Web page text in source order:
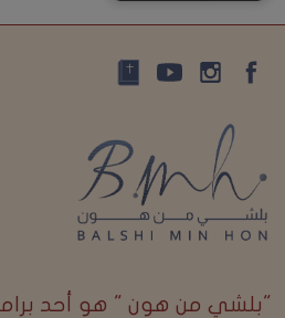
"بلشي من هون " هو أحد برامج